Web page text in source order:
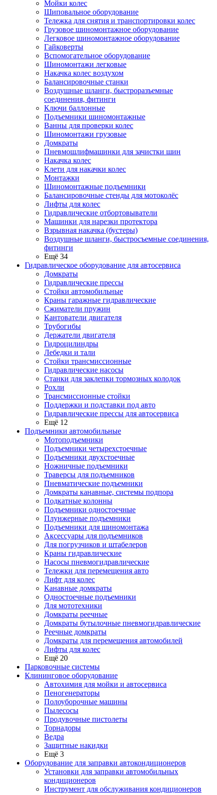
Мойки колес
Шиповальное оборудование
Тележка для снятия и транспортировки колес
Грузовое шиномонтажное оборудование
Легковое шиномонтажное оборудование
Гайковерты
Вспомогательное оборудование
Шиномонтажи легковые
Накачка колес воздухом
Балансировочные станки
Воздушные шланги, быстроразъемные
соединения, фитинги
Ключи баллонные
Подъемники шиномонтажные
Ванны для проверки колес
Шиномонтажи грузовые
Домкраты
Пневмошлифмашинки для зачистки шин
Накачка колес
Клети для накачки колес
Монтажки
Шиномонтажные подъемники
Балансировочные стенды для мотоколёс
Лифты для колес
Гидравлические отбортовыватели
Машинки для нарезки протектора
Взрывная накачка (бустеры)
Воздушные шланги, быстросъемные соединения,
фитинги
Ещё 34
Гидравлическое оборудование для автосервиса
Домкраты
Гидравлические прессы
Стойки автомобильные
Краны гаражные гидравлические
Сжиматели пружин
Кантователи двигателя
Трубогибы
Держатели двигателя
Гидроцилиндры
Лебедки и тали
Стойки трансмиссионные
Гидравлические насосы
Cтанки для заклепки тормозных колодок
Рохли
Трансмиссионные стойки
Поддержки и подставки под авто
Гидравлические прессы для автосервиса
Ещё 12
Подъемники автомобильные
Мотоподъемники
Подъемники четырехстоечные
Подъемники двухстоечные
Ножничные подъемники
Траверсы для подъемников
Пневматические подъемники
Домкраты канавные, системы подпора
Подкатные колонны
Подъемники одностоечные
Плунжерные подъемники
Подъемники для шиномонтажа
Аксессуары для подъемников
Для погрузчиков и штабелеров
Краны гидравлические
Насосы пневмогидравлические
Тележки для перемещения авто
Лифт для колес
Канавные домкраты
Одностоечные подъемники
Для мототехники
Домкраты реечные
Домкраты бутылочные пневмогидравлические
Реечные домкраты
Домкраты для перемещения автомобилей
Лифты для колес
Ещё 20
Парковочные системы
Клининговое оборудование
Автохимия для мойки и автосервиса
Пеногенераторы
Полоуборочные машины
Пылесосы
Продувочные пистолеты
Торнадоры
Ведра
Защитные накидки
Ещё 3
Оборудование для заправки автокондиционеров
Установки для заправки автомобильных
кондиционеров
Инструмент для обслуживания кондиционеров